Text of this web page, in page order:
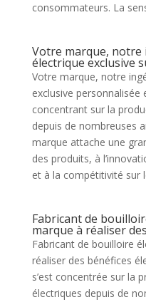
consommateurs. La
Votre marque,
électrique exclusive
Votre marque, notre
exclusive personnalisée
concentrant sur la
depuis de nombreuses
marque attache une
des produits, à
et à la compétitivité sur
Fabricant de
marque à réaliser
Fabricant de bouilloire
réaliser des bénéfices
s’est concentrée sur la
électriques depuis de